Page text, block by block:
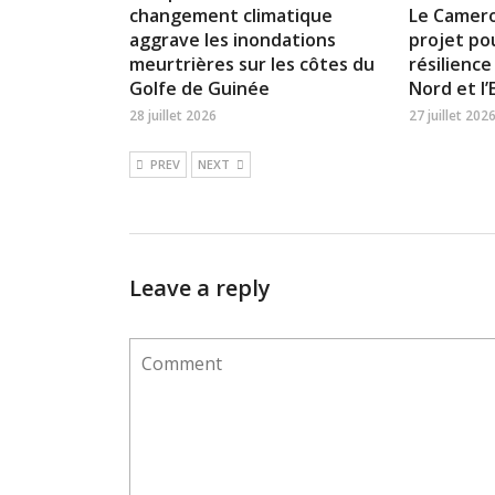
changement climatique
aggrave les inondations
meurtrières sur les côtes du
Golfe de Guinée
28 juillet 2026
Le
projet
Nord et
27 juillet
PREV NEXT
Leave a reply